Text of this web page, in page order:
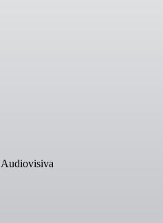
Audiovisiva